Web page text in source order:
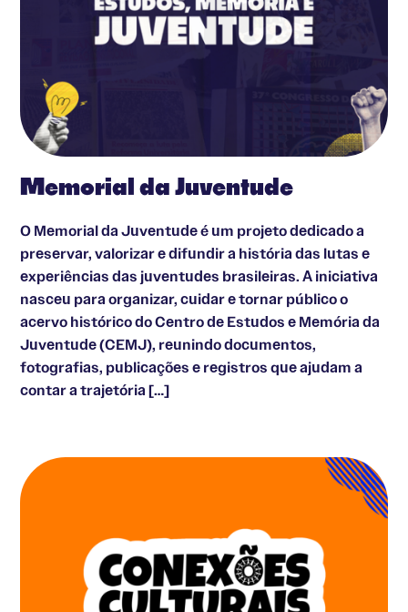
Memorial da Juventude
O Memorial da Juventude é um projeto dedicado a
preservar, valorizar e difundir a história das lutas e
experiências das juventudes brasileiras. A iniciativa
nasceu para organizar, cuidar e tornar público o
acervo histórico do Centro de Estudos e Memória da
Juventude (CEMJ), reunindo documentos,
fotografias, publicações e registros que ajudam a
contar a trajetória […]